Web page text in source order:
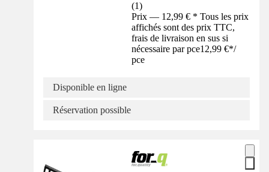
(1)
Prix — 12,99 € * Tous les prix
affichés sont des prix TTC,
frais de livraison en sus si
nécessaire par pce12,99 €*/
pce
Disponible en ligne
Réservation possible